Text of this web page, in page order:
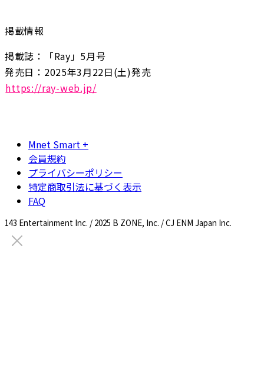
掲載情報
掲載誌：「Ray」5月号
https://ray-web.jp/
Mnet Smart +
会員規約
プライバシーポリシー
特定商取引法に基づく表示
FAQ
143 Entertainment Inc. / 2025 B ZONE, Inc. / CJ ENM Japan Inc.